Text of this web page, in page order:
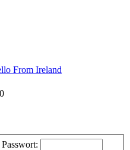
From Ireland
Passwort: